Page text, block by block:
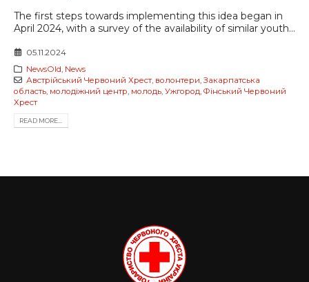
The first steps towards implementing this idea began in
April 2024, with a survey of the availability of similar youth...
05.11.2024
NewsOld, News
Австрійський Червоний Хрест, волонтери, Закарпатська
область, молодіжний центр, молодь, Ужгород, Фінський Червоний
Хрест
READ MORE...